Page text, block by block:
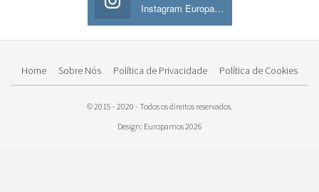
Instagram Europamos
Home Sobre Nós Política de Privacidade Política de Cookies
© 2015 - 2020 - Todos os direitos reservados.
Design: Europamos 2026